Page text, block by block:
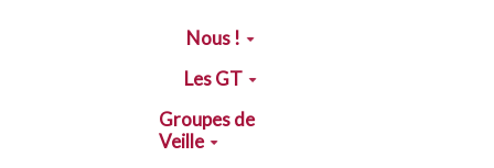
Aller au contenu principal
Nous !
Les GT
Groupes de
Veille